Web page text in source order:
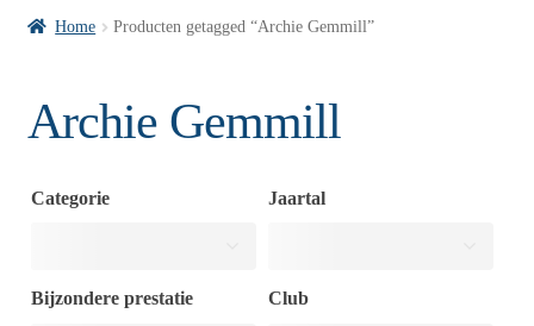
Home Producten getagged “Archie Gemmill”
Archie Gemmill
Categorie Jaartal
Bijzondere prestatie Club